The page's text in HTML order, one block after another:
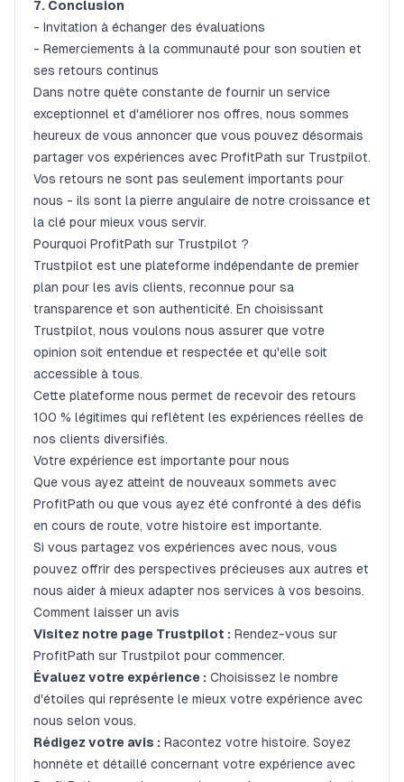
7. Conclusion
- Invitation à échanger des évaluations
- Remerciements à la communauté pour son soutien et
ses retours continus
Dans notre quête constante de fournir un service
exceptionnel et d'améliorer nos offres, nous sommes
heureux de vous annoncer que vous pouvez désormais
partager vos expériences avec ProfitPath sur Trustpilot.
Vos retours ne sont pas seulement importants pour
nous - ils sont la pierre angulaire de notre croissance et
la clé pour mieux vous servir.
Pourquoi ProfitPath sur Trustpilot ?
Trustpilot est une plateforme indépendante de premier
plan pour les avis clients, reconnue pour sa
transparence et son authenticité. En choisissant
Trustpilot, nous voulons nous assurer que votre
opinion soit entendue et respectée et qu'elle soit
accessible à tous.
Cette plateforme nous permet de recevoir des retours
100 % légitimes qui reflètent les expériences réelles de
nos clients diversifiés.
Votre expérience est importante pour nous
Que vous ayez atteint de nouveaux sommets avec
ProfitPath ou que vous ayez été confronté à des défis
en cours de route, votre histoire est importante.
Si vous partagez vos expériences avec nous, vous
pouvez offrir des perspectives précieuses aux autres et
nous aider à mieux adapter nos services à vos besoins.
Comment laisser un avis
Visitez notre page Trustpilot : Rendez-vous sur
ProfitPath sur Trustpilot pour commencer.
Évaluez votre expérience : Choisissez le nombre
d'étoiles qui représente le mieux votre expérience avec
nous selon vous.
Rédigez votre avis : Racontez votre histoire. Soyez
honnête et détaillé concernant votre expérience avec